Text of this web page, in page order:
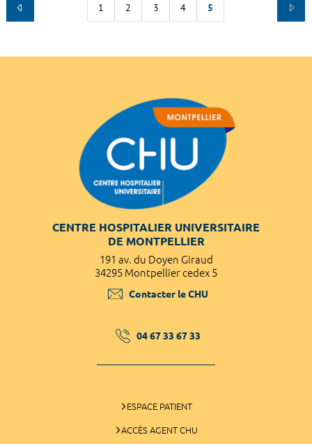
1 2 3 4 5
CENTRE HOSPITALIER UNIVERSITAIRE
DE MONTPELLIER
191 av. du Doyen Giraud
34295 Montpellier cedex 5
Contacter le CHU
04 67 33 67 33
ESPACE PATIENT
ACCÈS AGENT CHU